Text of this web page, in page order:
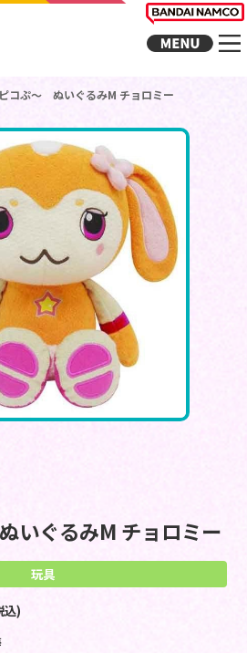
コぷ～ ぬいぐるみM チョロミー
いぐるみM チョロミー
玩具
込)